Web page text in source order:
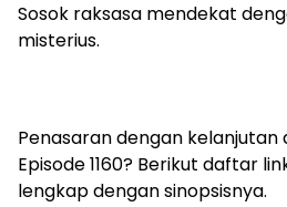
Sosok raksasa mendekat
misterius.
Penasaran dengan kelanjutan
Episode 1160? Berikut daftar
lengkap dengan sinopsisnya.